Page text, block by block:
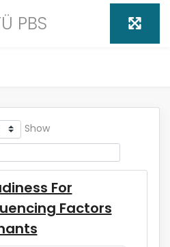
PBS
Show
For
Factors